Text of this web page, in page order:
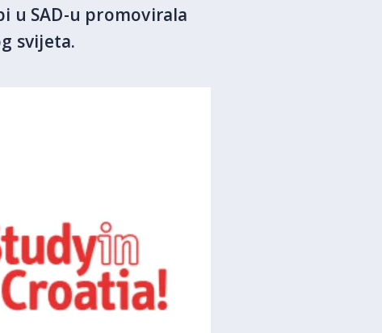
u SAD-u promovirala
svijeta.